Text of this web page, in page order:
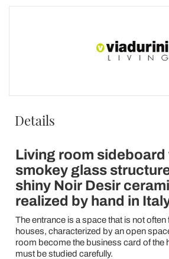
Details
Living room sideboard
smokey glass
shiny Noir Desir
realized by hand in
The entrance is a space that is not
houses, characterized by an open
room become the business card of the
must be studied carefully.